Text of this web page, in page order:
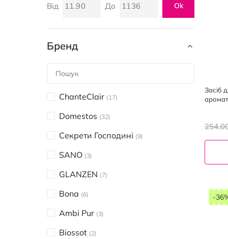
Засіб
-
Від До Ok
Бренд
ChanteClair 17
Domestos 32
Секрети Господині 9
SANO 3
GLANZEN 7
Bona 6
Ambi Pur 3
Biossot 2